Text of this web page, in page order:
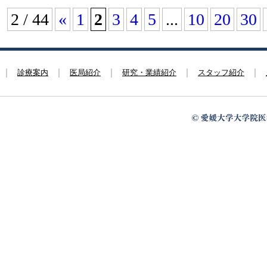
2 / 44 « 1 2 3 4 5 ... 10 20 30
診療案内 医局紹介 研究・業績紹介 スタッフ紹介